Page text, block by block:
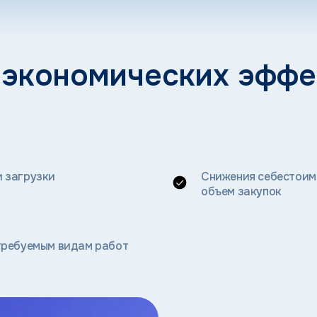
Снижения
объем закупок
видам работ